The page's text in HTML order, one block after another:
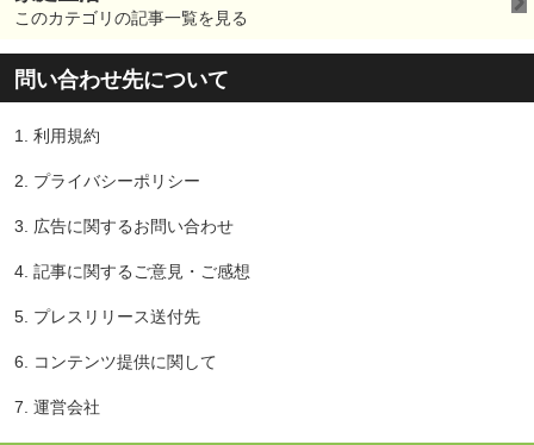
このカテゴリの記事一覧を見る
問い合わせ先について
1. 利用規約
2. プライバシーポリシー
3. 広告に関するお問い合わせ
4. 記事に関するご意見・ご感想
5. プレスリリース送付先
6. コンテンツ提供に関して
7. 運営会社